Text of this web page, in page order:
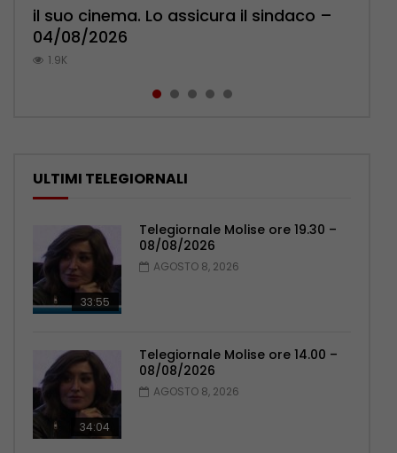
il suo cinema. Lo assicura il sindaco –
04/08/2026
1.9K
cittadini: ‘Abbiamo paura per i ragazzi’
– 07/08/2026
1.2K
l’ambulatorio per curare l’osteoporosi
– 06/08/2026
1.1K
Pensionati: più relazioni e servizi di
prossimità – 04/08/2026
1.1K
Municipale evita il peggio – 07/08/2026
1K
ULTIMI TELEGIORNALI
33:55
Telegiornale Molise ore 19.30 –
08/08/2026
AGOSTO 8, 2026
34:04
Telegiornale Molise ore 14.00 –
08/08/2026
AGOSTO 8, 2026